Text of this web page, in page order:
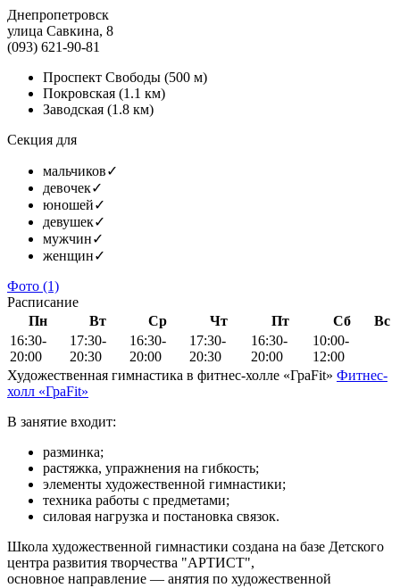
Днепропетровск
улица Савкина, 8
(093) 621-90-81
Проспект Свободы (500 м)
Покровская (1.1 км)
Заводская (1.8 км)
Секция для
мальчиков✓
девочек✓
юношей✓
девушек✓
мужчин✓
женщин✓
Фото (1)
Расписание
Пн
Вт Ср Чт Пт Сб
Вс
16:30-
20:00
17:30-
20:30
16:30-
20:00
17:30-
20:30
16:30-
20:00
10:00-
12:00
Художественная гимнастика в фитнес-холле «ГраFit» Фитнес-
холл «ГраFit»
В занятие входит:
разминка;
растяжка, упражнения на гибкость;
элементы художественной гимнастики;
техника работы с предметами;
силовая нагрузка и постановка связок.
Школа художественной гимнастики создана на базе Детского
центра развития творчества "АРТИСТ",
основное направление — анятия по художественной